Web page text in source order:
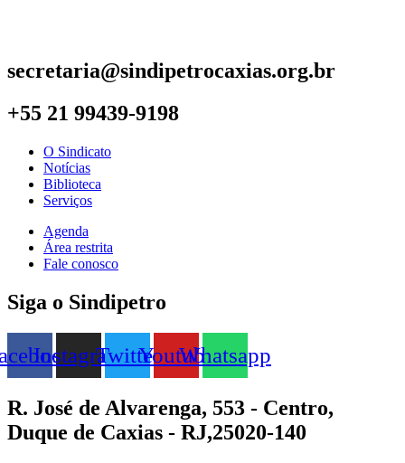
secretaria@sindipetrocaxias.org.br
+55 21 99439-9198
O Sindicato
Notícias
Biblioteca
Serviços
Agenda
Área restrita
Fale conosco
Siga o Sindipetro
InstagramTwitterYoutubeWhatsapp
R. José de Alvarenga, 553 - Centro,
Duque de Caxias - RJ,25020-140